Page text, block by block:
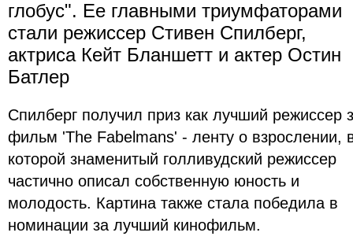
глобус". Ее главными триумфаторами
стали режиссер Стивен Спилберг,
актриса Кейт Бланшетт и актер Остин
Батлер
Спилберг получил приз как лучший режиссер
фильм 'The Fabelmans' - ленту о взрослении,
которой знаменитый голливудский режиссер
частично описал собственную юность и
молодость. Картина также стала победила в
номинации за лучший кинофильм.